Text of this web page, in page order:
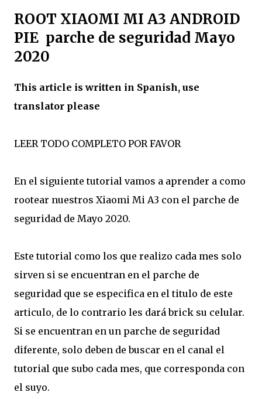
ROOT XIAOMI MI A3 ANDROID
PIE parche de seguridad Mayo
2020
This article is written in Spanish, use
translator please
LEER TODO COMPLETO POR FAVOR
En el siguiente tutorial vamos a aprender a como
rootear nuestros Xiaomi Mi A3 con el parche de
seguridad de Mayo 2020.
Este tutorial como los que realizo cada mes solo
sirven si se encuentran en el parche de
seguridad que se especifica en el titulo de este
articulo, de lo contrario les dará brick su celular.
Si se encuentran en un parche de seguridad
diferente, solo deben de buscar en el canal el
tutorial que subo cada mes, que corresponda con
el suyo.